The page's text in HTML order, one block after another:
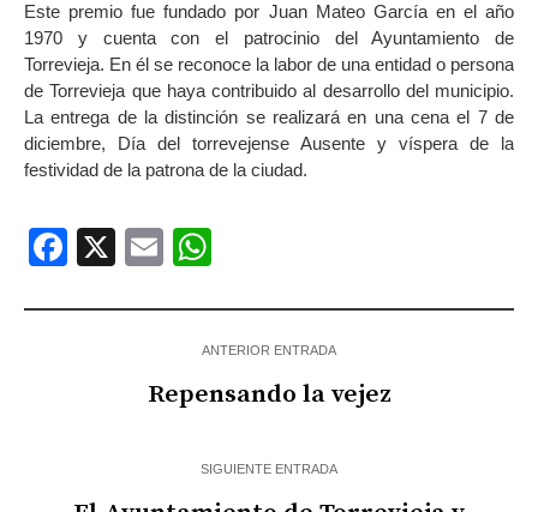
Este premio fue fundado por Juan Mateo García en el año
1970 y cuenta con el patrocinio del Ayuntamiento de
Torrevieja. En él se reconoce la labor de una entidad o persona
de Torrevieja que haya contribuido al desarrollo del municipio.
La entrega de la distinción se realizará en una cena el 7 de
diciembre, Día del torrevejense Ausente y víspera de la
festividad de la patrona de la ciudad.
Facebook
X Email
ANTERIOR ENTRADA
Repensando la vejez
SIGUIENTE ENTRADA